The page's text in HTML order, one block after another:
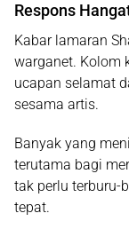
Respons
Kabar lamaran
warganet. Kolom
ucapan selamat
sesama artis.
Banyak yang
terutama bagi
tak perlu terburu-
tepat.